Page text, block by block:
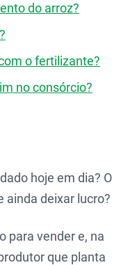
do arroz?
o fertilizante?
no consórcio?
hoje em dia? O
ainda deixar lucro?
para vender e, na
que planta